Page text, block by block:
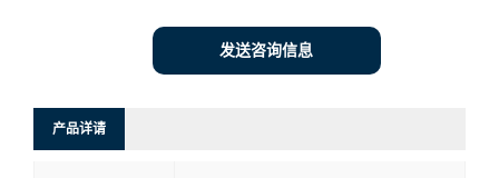
发送咨询信息
产品详请